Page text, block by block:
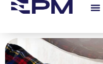
contenido